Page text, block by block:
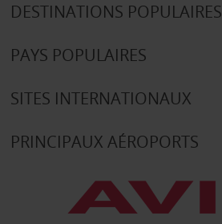
DESTINATIONS POPULAIRES
PAYS POPULAIRES
SITES INTERNATIONAUX
PRINCIPAUX AÉROPORTS